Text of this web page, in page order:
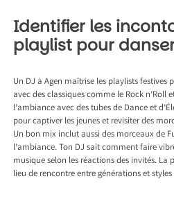
Identifier les
playlist pour
Un DJ à Agen maîtrise les playlists festives
avec des classiques comme le Rock n’Roll
l’ambiance avec des tubes de Dance et
pour captiver les jeunes et revisiter des
Un bon mix inclut aussi des morceaux de
l’ambiance. Ton DJ sait comment faire
musique selon les réactions des invités. La
lieu de rencontre entre générations et